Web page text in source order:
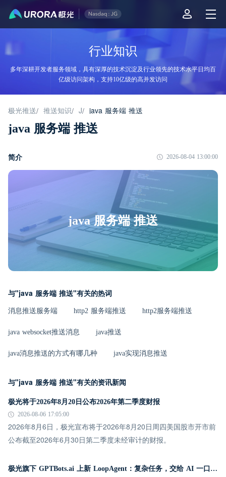
行业知识
多年深耕开发者服务领域，具有深厚的技术沉淀及行业领先的技术水平日均百
亿级访问架构，支持10亿级的高并发访问
极光推送/ 推送知识/ J/ java 服务端 推送
java 服务端 推送
简介 2026-08-04 13:00:00
java 服务端 推送
与"java 服务端 推送"有关的热词
消息推送服务端 http2 服务端推送 http2服务端推送
java websocket推送消息 java推送
java消息推送的方式有哪几种 java实现消息推送
与"java 服务端 推送"有关的资讯新闻
极光将于2026年8月20日公布2026年第二季度财报
2026-08-06 17:05:00
2026年8月6日，极光宣布将于2026年8月20日周四美国股市开市前
公布截至2026年6月30日第二季度未经审计的财报。
极光旗下 GPTBots.ai 上新 LoopAgent：复杂任务，交给 AI 一口气跑完